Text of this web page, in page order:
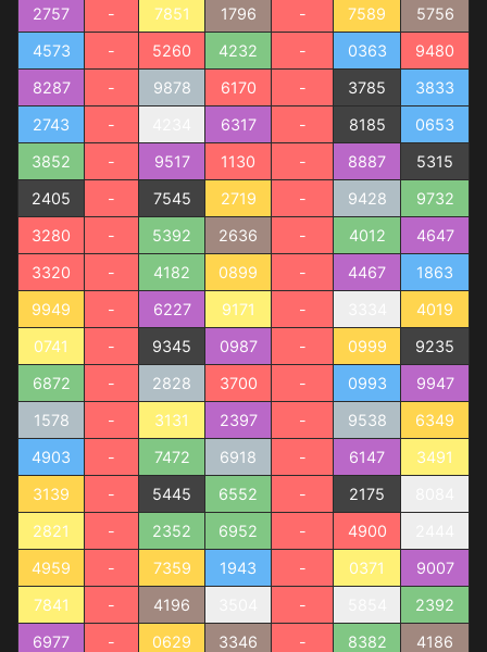
2757
- 7851 1796 - 7589
5756
4573
- 5260 4232 - 0363
9480
8287
- 9878 6170 - 3785
3833
2743
- 6317 - 8185
0653
3852
- 9517 1130 - 8887
5315
2405
- 7545 2719 - 9428
9732
3280
- 5392 2636 - 4012
4647
3320
- 4182 0899 - 4467
1863
9949
- 6227 9171 -
4019
0741
- 9345 0987 - 0999
9235
6872
- 2828 3700 - 0993
9947
1578
- 3131 2397 - 9538
6349
4903
- 7472 6918 - 6147
3491
3139
- 5445 6552 - 2175
2821
- 2352 6952 - 4900
4959
- 7359 1943 - 0371
9007
7841
- 4196 -
2392
6977
- 0629 3346 - 8382
4186